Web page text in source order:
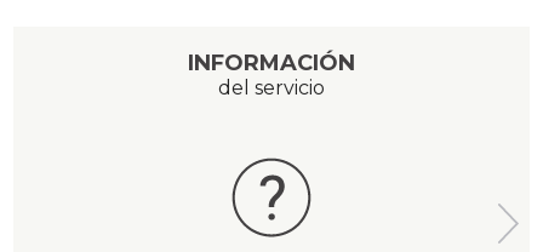
INFORMACIÓN
del servicio